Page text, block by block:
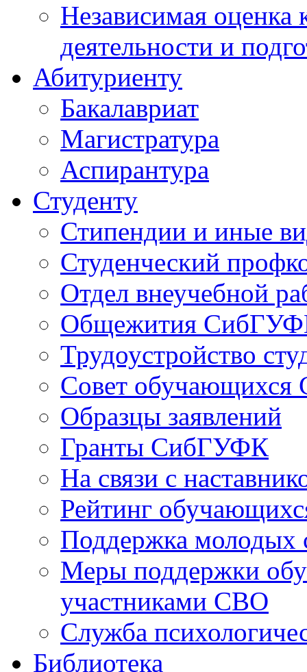
Независимая оценка
деятельности и
Абитуриенту
Бакалавриат
Магистратура
Аспирантура
Студенту
Стипендии и иные
Студенческий
Отдел внеучебной
Общежития
Трудоустройство
Совет
Образцы заявлений
Гранты СибГУФК
На связи с
Рейтинг
Поддержка молодых
Меры поддержки
участниками СВО
Служба
Библиотека